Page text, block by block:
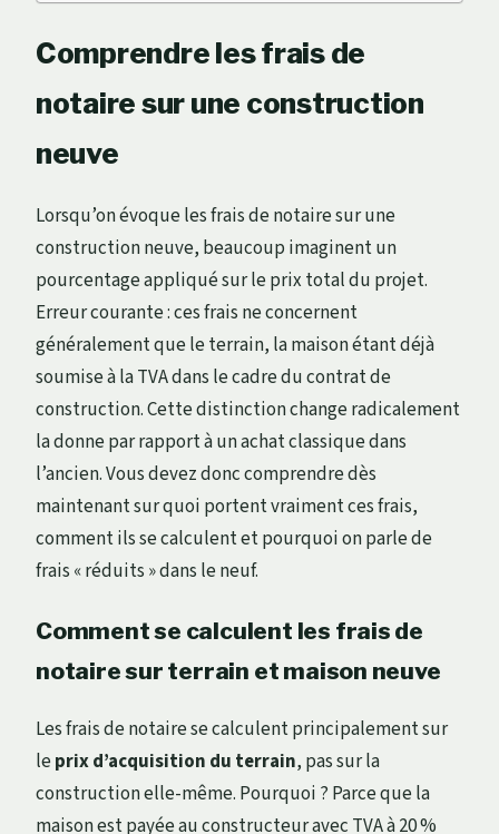
Comprendre les frais de
notaire sur une construction
neuve
Lorsqu’on évoque les frais de notaire sur une
construction neuve, beaucoup imaginent un
pourcentage appliqué sur le prix total du projet.
Erreur courante : ces frais ne concernent
généralement que le terrain, la maison étant déjà
soumise à la TVA dans le cadre du contrat de
construction. Cette distinction change radicalement
la donne par rapport à un achat classique dans
l’ancien. Vous devez donc comprendre dès
maintenant sur quoi portent vraiment ces frais,
comment ils se calculent et pourquoi on parle de
frais « réduits » dans le neuf.
Comment se calculent les frais de
notaire sur terrain et maison neuve
Les frais de notaire se calculent principalement sur
leprix d’acquisition du terrain, pas sur la
construction elle-même. Pourquoi ? Parce que la
maison est payée au constructeur avec TVA à 20 %